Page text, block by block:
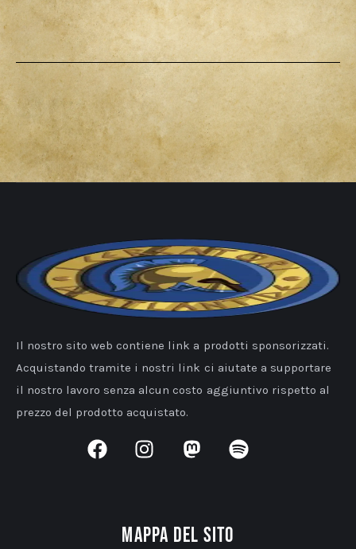
Il nostro sito web contiene link a prodotti sponsorizzati.
Acquistando tramite i nostri link ci aiutate a supportare
il nostro lavoro senza alcun costo aggiuntivo rispetto al
prezzo del prodotto acquistato.
Mappa del sito